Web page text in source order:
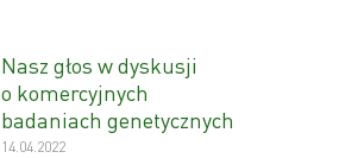
Nasz głos w dyskusji
o komercyjnych
badaniach genetycznych
14.04.2022